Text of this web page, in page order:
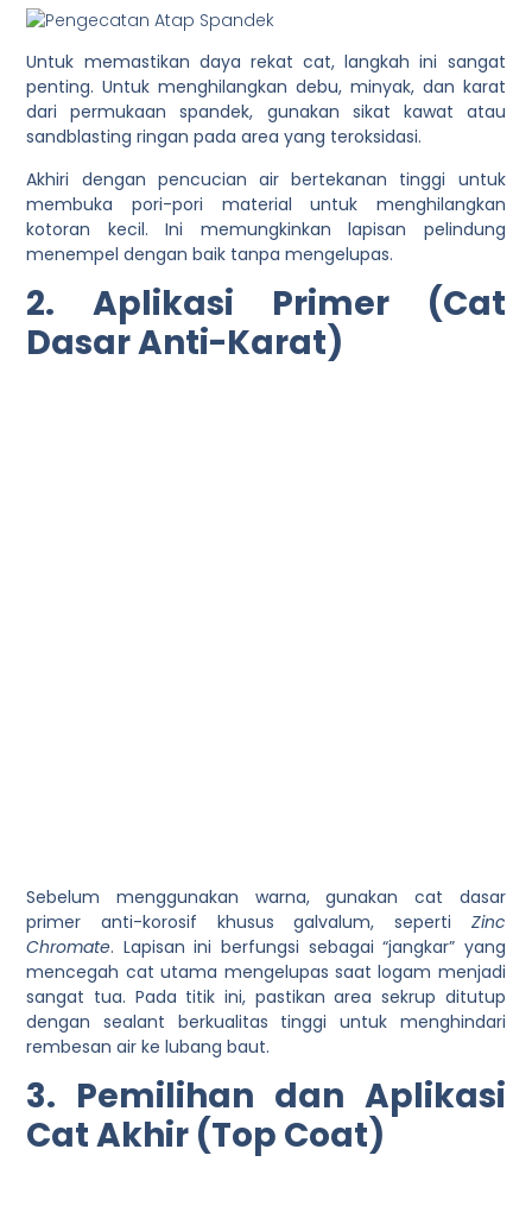
Untuk memastikan daya rekat cat, langkah ini sangat
penting. Untuk menghilangkan debu, minyak, dan karat
dari permukaan spandek, gunakan sikat kawat atau
sandblasting ringan pada area yang teroksidasi.
Akhiri dengan pencucian air bertekanan tinggi untuk
membuka pori-pori material untuk menghilangkan
kotoran kecil. Ini memungkinkan lapisan pelindung
menempel dengan baik tanpa mengelupas.
2. Aplikasi Primer (Cat
Dasar Anti-Karat)
Sebelum menggunakan warna, gunakan cat dasar
primer anti-korosif khusus galvalum, seperti Zinc
Chromate. Lapisan ini berfungsi sebagai “jangkar” yang
mencegah cat utama mengelupas saat logam menjadi
sangat tua. Pada titik ini, pastikan area sekrup ditutup
dengan sealant berkualitas tinggi untuk menghindari
rembesan air ke lubang baut.
3. Pemilihan dan Aplikasi
Cat Akhir (Top Coat)